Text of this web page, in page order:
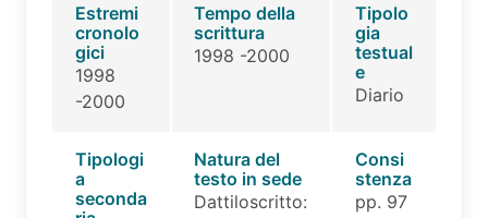
Estremi
cronolo
gici
1998
-2000
Tempo della
scrittura
1998 -2000
Tipolo
gia
testual
e
Diario
Tipologi
a
seconda
Natura del
testo in sede
Dattiloscritto:
Consi
stenza
pp. 97